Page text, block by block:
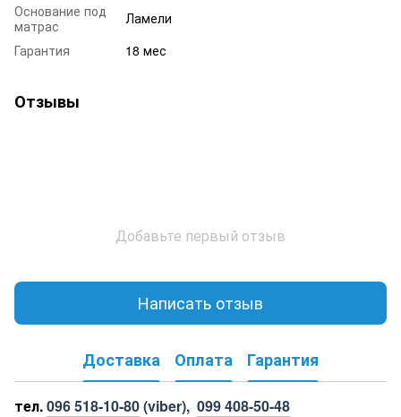
Основание под
матрас
Ламели
Гарантия
18 мес
Отзывы
Добавьте первый отзыв
Написать отзыв
Доставка Оплата Гарантия
тел.096 518-10-80(viber), 099 408-50-48